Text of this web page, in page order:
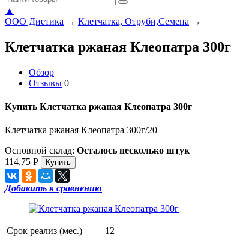
▲
ООО Диетика → Клетчатка, Отруби,Семена →
Клетчатка ржаная Клеопатра 300г
Обзор
Отзывы 0
Купить Клетчатка ржаная Клеопатра 300г
Клетчатка ржаная Клеопатра 300г/20
Основной склад: Осталось несколько штук
114,75 Р
Добавить к сравнению
Срок реализ (мес.)
12 —